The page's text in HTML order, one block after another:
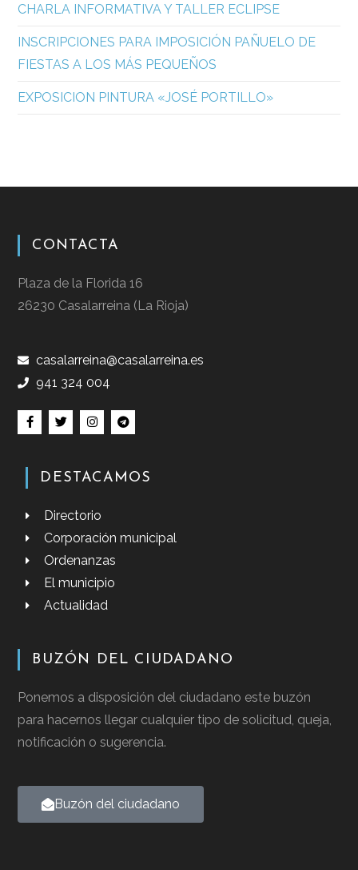
CHARLA INFORMATIVA Y TALLER ECLIPSE
INSCRIPCIONES PARA IMPOSICIÓN PAÑUELO DE
FIESTAS A LOS MÁS PEQUEÑOS
EXPOSICION PINTURA «JOSÉ PORTILLO»
CONTACTA
Plaza de la Florida 16
26230 Casalarreina (La Rioja)
casalarreina@casalarreina.es
941 324 004
DESTACAMOS
Directorio
Corporación municipal
Ordenanzas
El municipio
Actualidad
BUZÓN DEL CIUDADANO
Ponemos a disposición del ciudadano este buzón
para hacernos llegar cualquier tipo de solicitud, queja,
notificación o sugerencia.
Buzón del ciudadano